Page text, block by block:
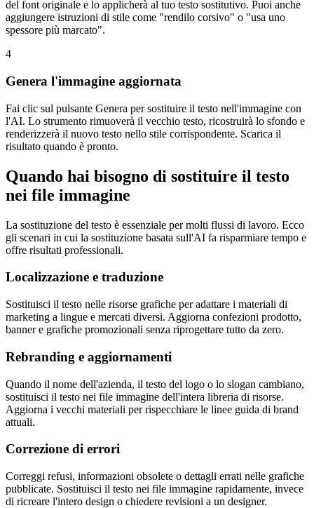
del font originale e lo applicherà al tuo testo sostitutivo. Puoi anche
aggiungere istruzioni di stile come "rendilo corsivo" o "usa uno
spessore più marcato".
4
Genera l'immagine aggiornata
Fai clic sul pulsante Genera per sostituire il testo nell'immagine con
l'AI. Lo strumento rimuoverà il vecchio testo, ricostruirà lo sfondo e
renderizzerà il nuovo testo nello stile corrispondente. Scarica il
risultato quando è pronto.
Quando hai bisogno di sostituire il testo
nei file immagine
La sostituzione del testo è essenziale per molti flussi di lavoro. Ecco
gli scenari in cui la sostituzione basata sull'AI fa risparmiare tempo e
offre risultati professionali.
Localizzazione e traduzione
Sostituisci il testo nelle risorse grafiche per adattare i materiali di
marketing a lingue e mercati diversi. Aggiorna confezioni prodotto,
banner e grafiche promozionali senza riprogettare tutto da zero.
Rebranding e aggiornamenti
Quando il nome dell'azienda, il testo del logo o lo slogan cambiano,
sostituisci il testo nei file immagine dell'intera libreria di risorse.
Aggiorna i vecchi materiali per rispecchiare le linee guida di brand
attuali.
Correzione di errori
Correggi refusi, informazioni obsolete o dettagli errati nelle grafiche
pubblicate. Sostituisci il testo nei file immagine rapidamente, invece
di ricreare l'intero design o chiedere revisioni a un designer.